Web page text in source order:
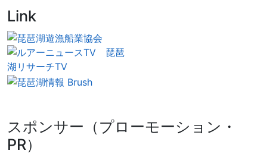
Link
スポンサー（プローモーション・
PR）